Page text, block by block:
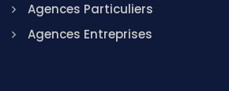
Agences Particuliers
Agences Entreprises